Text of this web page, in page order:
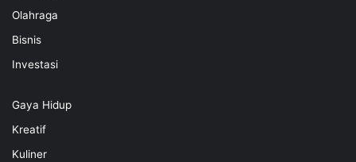
Olahraga
Bisnis
Investasi
Gaya Hidup
Kreatif
Kuliner